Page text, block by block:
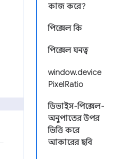
কাজ করে?
পিক্সেল কি
পিক্সেল ঘনত্ব
window.device
PixelRatio
ডিভাইস-পিক্সেল-
অনুপাতের উপর
ভিত্তি করে
আকারের ছবি